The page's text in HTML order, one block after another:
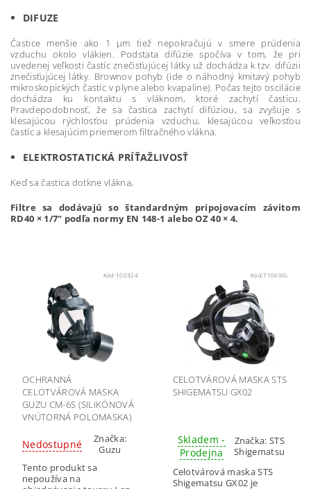
DIFUZE
Častice menšie ako 1 μm tiež nepokračujú v smere prúdenia
vzduchu okolo vlákien. Podstata difúzie spočíva v tom, že pri
uvedenej veľkosti častíc znečisťujúcej látky už dochádza k tzv. difúzii
znečisťujúcej látky. Brownov pohyb (ide o náhodný kmitavý pohyb
mikroskopických častíc v plyne alebo kvapaline). Počas tejto oscilácie
dochádza ku kontaktu s vláknom, ktoré zachytí časticu.
Pravdepodobnosť, že sa častica zachytí difúziou, sa zvyšuje s
klesajúcou rýchlosťou prúdenia vzduchu, klesajúcou veľkosťou
častíc a klesajúcim priemerom filtračného vlákna.
ELEKTROSTATICKÁ PRÍŤAŽLIVOSŤ
Keď sa častica dotkne vlákna,
Filtre sa dodávajú so štandardným pripojovacím závitom
RD40 × 1/7" podľa normy EN 148-1 alebo OZ 40 × 4.
Kód:100324
OCHRANNÁ
CELOTVÁROVÁ MASKA
GUZU CM-6S (SILIKÓNOVÁ
VNÚTORNÁ POLOMASKA)
Nedostupné
Značka:
Guzu
Tento produkt sa
nepoužíva na
Kód:710600L
CELOTVÁROVÁ MASKA STS
SHIGEMATSU GX02
Skladem -
Prodejna
Značka:STS
Shigematsu
Celotvárová maska STS
Shigematsu GX02 je